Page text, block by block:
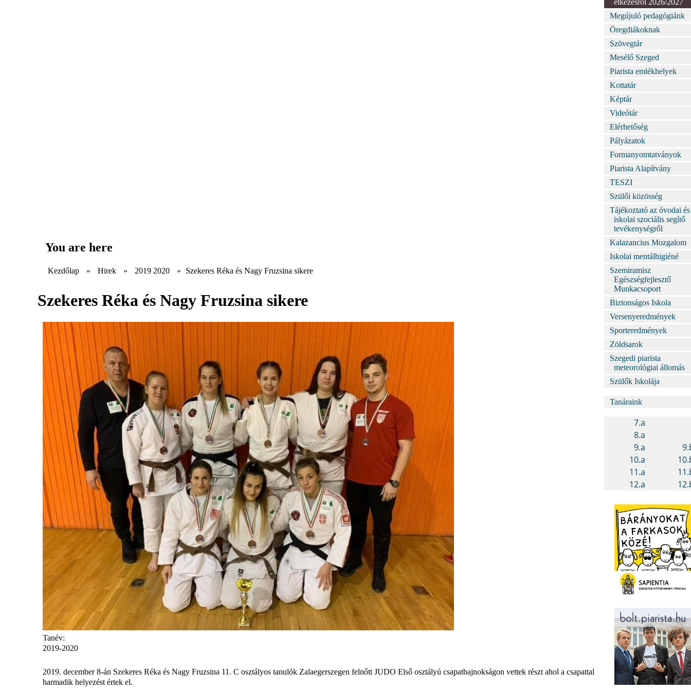
You are here
Kezdőlap » Hirek » 2019 2020 » Szekeres Réka és Nagy Fruzsina sikere
Szekeres Réka és Nagy Fruzsina sikere
Tanév:
2019-2020
2019. december 8-án Szekeres Réka és Nagy Fruzsina 11. C osztályos tanulók Zalaegerszegen felnőtt JUDO Első osztályú csapatbajnokságon vettek részt ahol a csapattal
harmadik helyezést értek el.
étkezésről 2026/2027
Megújuló pedagógiánk
Öregdiákoknak
Szövegtár
Mesélő Szeged
Piarista emlékhelyek
Kottatár
Képtár
Videótár
Elérhetőség
Pályázatok
Formanyomtatványok
Piarista Alapítvány
TESZI
Szülői közösség
Tájékoztató az óvodai és
iskolai szociális segítő
tevékenységről
Kalazancius Mozgalom
Iskolai mentálhigiéné
Szemiramisz
Egészségfejlesztő
Munkacsoport
Biztonságos Iskola
Versenyeredmények
Sporteredmények
Zöldsarok
Szegedi piarista
meteorológiai állomás
Szülők Iskolája
Tanáraink